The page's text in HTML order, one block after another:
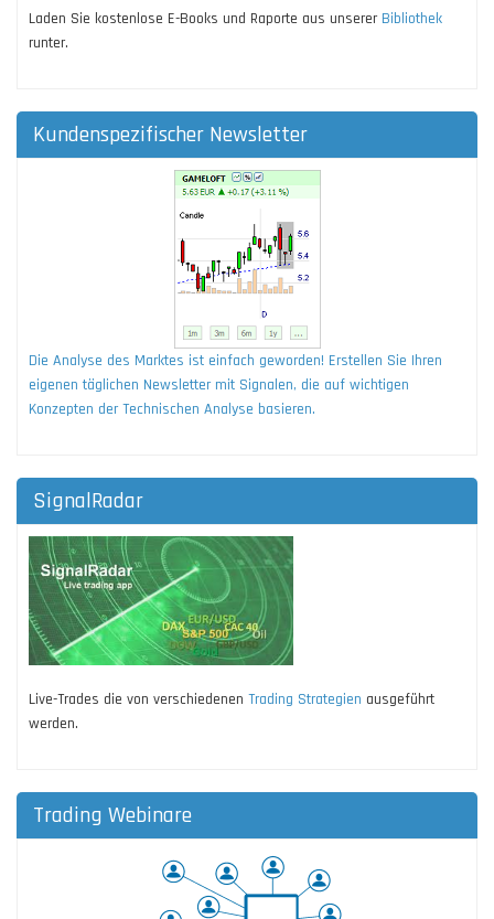
Laden Sie kostenlose E-Books und Raporte aus unserer Bibliothek
runter.
Kundenspezifischer Newsletter
Die Analyse des Marktes ist einfach geworden! Erstellen Sie Ihren
eigenen täglichen Newsletter mit Signalen, die auf wichtigen
Konzepten der Technischen Analyse basieren.
SignalRadar
Live-Trades die von verschiedenen Trading Strategien ausgeführt
werden.
Trading Webinare